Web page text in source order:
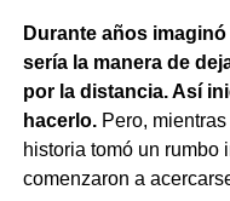
resultaba aplicable.
El fallo aclaró que el
contravencional no
lesionado reclame
por los daños que
Durante años
sería la manera de
por la distancia. Así
hacerlo.Pero, mientras
historia tomó un rumbo
comenzaron a